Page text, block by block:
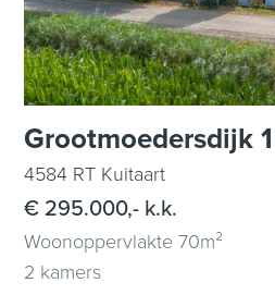
Grootmoedersdijk 1
4584 RT Kuitaart
€ 295.000,- k.k.
Woonoppervlakte 70m²
2 kamers